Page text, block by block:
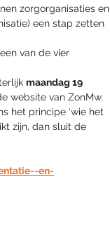
zorgorganisaties en
een stap zetten
van de vier
maandag 19
website van ZonMw.
het principe ‘wie het
zijn, dan sluit de
en-